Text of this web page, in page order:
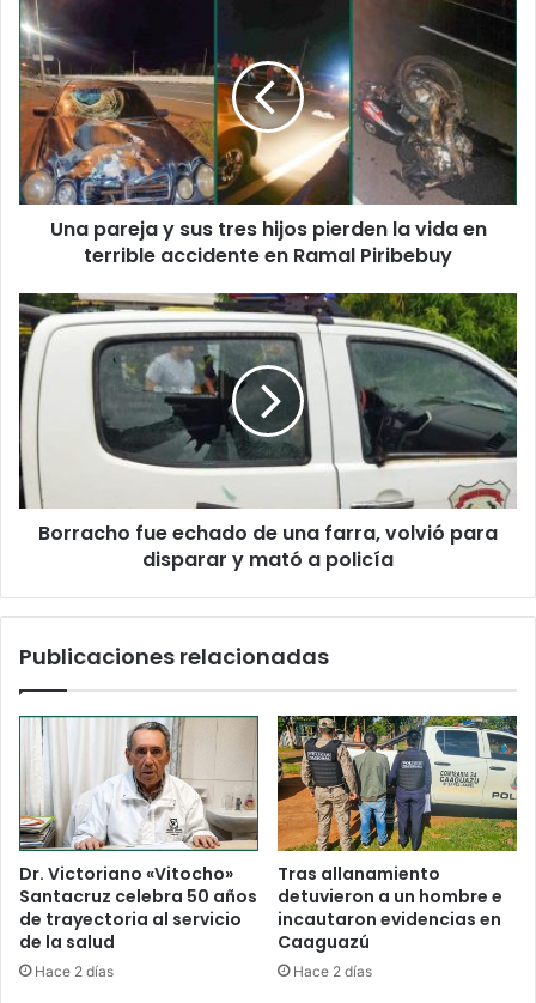
Una pareja y sus tres hijos pierden la vida en
terrible accidente en Ramal Piribebuy
Borracho fue echado de una farra, volvió para
disparar y mató a policía
Publicaciones relacionadas
Dr. Victoriano «Vitocho»
Santacruz celebra 50 años
de trayectoria al servicio
de la salud
Hace 2 días
Tras allanamiento
detuvieron a un hombre e
incautaron evidencias en
Caaguazú
Hace 2 días